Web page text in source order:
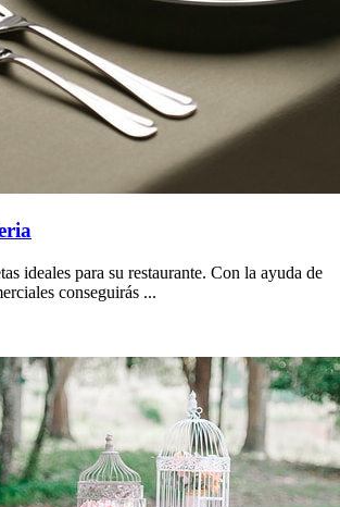
ideales para su restaurante. Con la ayuda de
conseguirás ...